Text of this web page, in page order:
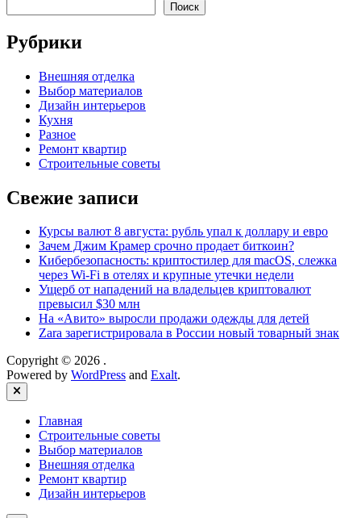
Поиск
Рубрики
Внешняя отделка
Выбор материалов
Дизайн интерьеров
Кухня
Разное
Ремонт квартир
Строительные советы
Свежие записи
Курсы валют 8 августа: рубль упал к доллару и евро
Зачем Джим Крамер срочно продает биткоин?
Кибербезопасность: криптостилер для macOS, слежка
через Wi-Fi в отелях и крупные утечки недели
Ущерб от нападений на владельцев криптовалют
превысил $30 млн
На «Авито» выросли продажи одежды для детей
Zara зарегистрировала в России новый товарный знак
Copyright © 2026 .
Powered by WordPress and Exalt.
Close
Главная
Строительные советы
Выбор материалов
Внешняя отделка
Ремонт квартир
Дизайн интерьеров